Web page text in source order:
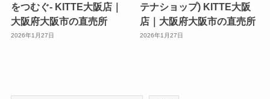
をつむぐ- KITTE大阪店｜
大阪府大阪市の直売所
2026年1月27日
テナショップ) KITTE大阪
店｜大阪府大阪市の直売所
2026年1月27日